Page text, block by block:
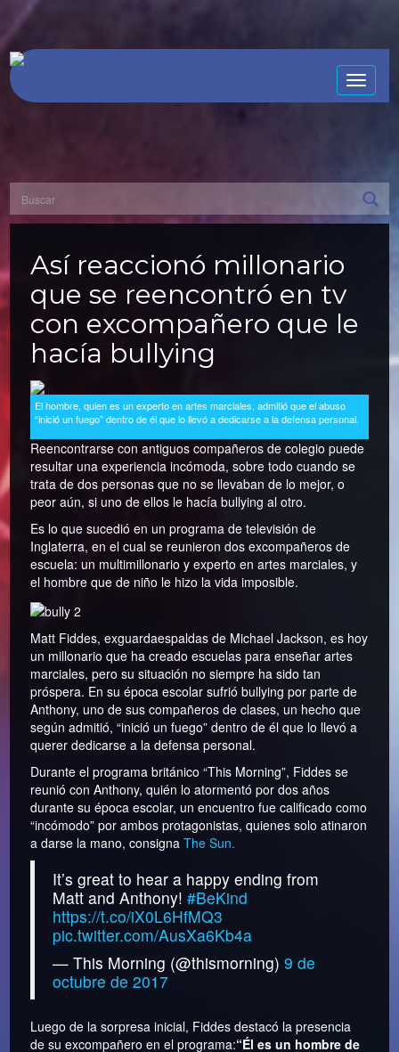
Toggle
Así reaccionó millonario
que se reencontró en tv
con excompañero que le
hacía bullying
El hombre, quien es un experto en artes marciales, admitió que el abuso
“inició un fuego” dentro de él que lo llevó a dedicarse a la defensa personal.
Reencontrarse con antiguos compañeros de colegio puede
resultar una experiencia incómoda, sobre todo cuando se
trata de dos personas que no se llevaban de lo mejor, o
peor aún, si uno de ellos le hacía bullying al otro.
Es lo que sucedió en un programa de televisión de
Inglaterra, en el cual se reunieron dos excompañeros de
escuela: un multimillonario y experto en artes marciales, y
el hombre que de niño le hizo la vida imposible.
Matt Fiddes, exguardaespaldas de Michael Jackson, es hoy
un millonario que ha creado escuelas para enseñar artes
marciales, pero su situación no siempre ha sido tan
próspera. En su época escolar sufrió bullying por parte de
Anthony, uno de sus compañeros de clases, un hecho que
según admitió, “inició un fuego” dentro de él que lo llevó a
querer dedicarse a la defensa personal.
Durante el programa británico “This Morning”, Fiddes se
reunió con Anthony, quién lo atormentó por dos años
durante su época escolar, un encuentro fue calificado como
“incómodo” por ambos protagonistas, quienes solo atinaron
a darse la mano, consignaThe Sun.
It’s great to hear a happy ending from
Matt and Anthony!#BeKind
https://t.co/iX0L6HfMQ3
pic.twitter.com/AusXa6Kb4a
— This Morning (@thismorning)9 de
octubre de 2017
Luego de la sorpresa inicial, Fiddes destacó la presencia
de su excompañero en el programa:“Él es un hombre de